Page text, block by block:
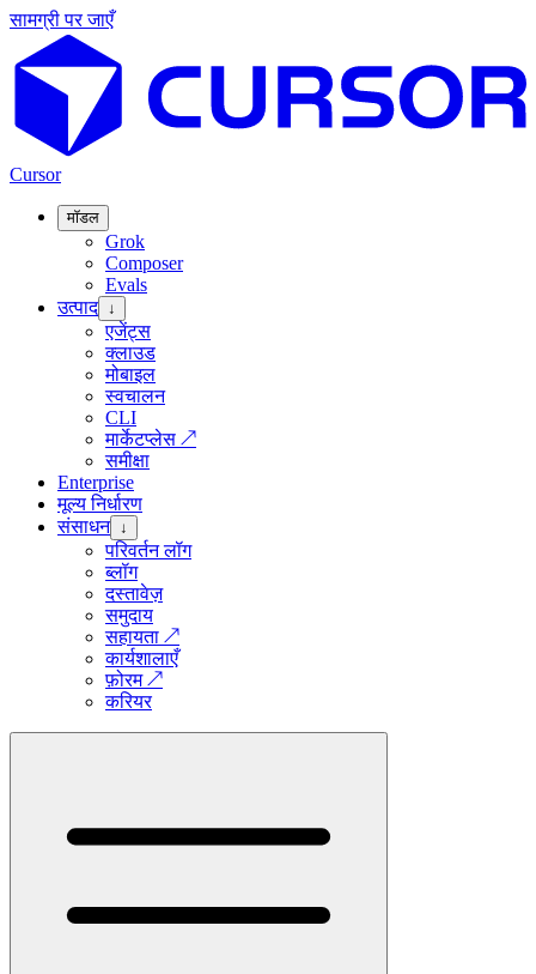
सामग्री पर जाएँ
Cursor
मॉडल
Grok
Composer
Evals
उत्पाद ↓
एजेंट्स
क्लाउड
मोबाइल
स्वचालन
CLI
मार्केटप्लेस ↗
समीक्षा
Enterprise
मूल्य निर्धारण
संसाधन ↓
परिवर्तन लॉग
ब्लॉग
दस्तावेज़
समुदाय
सहायता ↗
कार्यशालाएँ
फ़ोरम↗
करियर